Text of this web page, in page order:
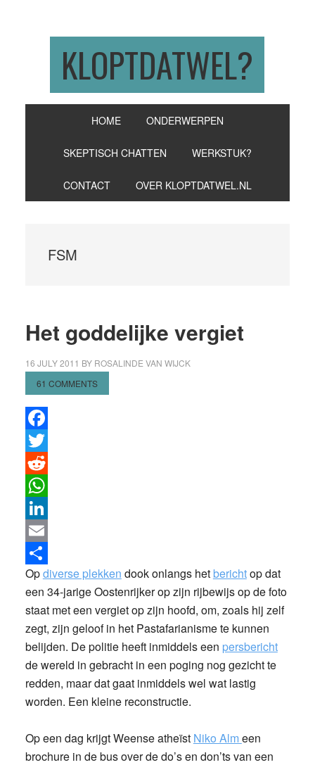
KLOPTDATWEL?
HOME ONDERWERPEN
SKEPTISCH CHATTEN WERKSTUK?
CONTACT OVER KLOPTDATWEL.NL
FSM
Het goddelijke vergiet
16 JULY 2011 BY ROSALINDE VAN WIJCK
61 COMMENTS
Facebook
Twitter
Reddit
WhatsApp
LinkedIn
Email
Share
Opdiverse plekken dook onlangs het berichtop dat
een 34-jarige Oostenrijker op zijn rijbewijs op de foto
staat met een vergiet op zijn hoofd, om, zoals hij zelf
zegt, zijn geloof in het Pastafarianisme te kunnen
belijden. De politie heeft inmiddels een persbericht
de wereld in gebracht in een poging nog gezicht te
redden, maar dat gaat inmiddels wel wat lastig
worden. Een kleine reconstructie.
Op een dag krijgt Weense atheïst Niko Almeen
brochure in de bus over de do’s en don’ts van een